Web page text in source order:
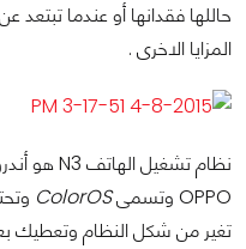
حاللها فقدانها أو عندما تبتعد
المزايا الاخرى .
OPPO وتسمى
ColorOS
تغير من شكل النظام وتعطيك